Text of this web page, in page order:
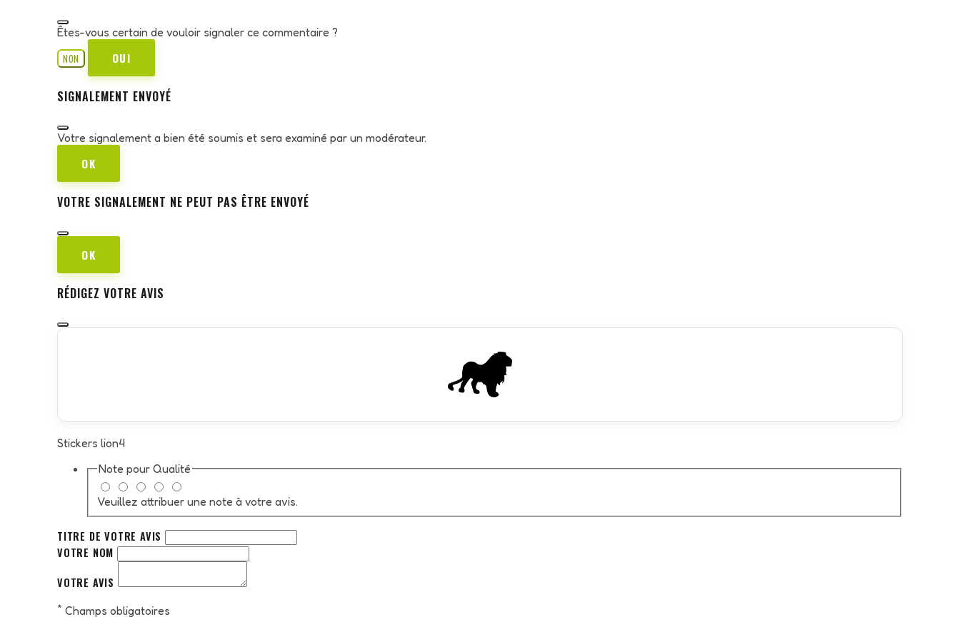
Êtes-vous certain de vouloir signaler ce commentaire ?
NON
OUI
SIGNALEMENT ENVOYÉ
Votre signalement a bien été soumis et sera examiné par un modérateur.
OK
VOTRE SIGNALEMENT NE PEUT PAS ÊTRE ENVOYÉ
OK
RÉDIGEZ VOTRE AVIS
Stickers lion4
Note pour Qualité
Veuillez attribuer une note à votre avis.
TITRE DE VOTRE AVIS
VOTRE NOM
VOTRE AVIS
* Champs obligatoires